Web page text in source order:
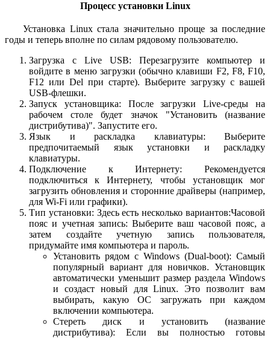
Процесс установки Linux
Установка Linux стала значительно проще за последние
годы и теперь вполне по силам рядовому пользователю.
Загрузка с Live USB: Перезагрузите компьютер и
войдите в меню загрузки (обычно клавиши F2, F8, F10,
F12 или Del при старте). Выберите загрузку с вашей
USB-флешки.
Запуск установщика: После загрузки Live-среды на
рабочем столе будет значок "Установить (название
дистрибутива)". Запустите его.
Язык и раскладка клавиатуры: Выберите
предпочитаемый язык установки и раскладку
клавиатуры.
Подключение к Интернету: Рекомендуется
подключиться к Интернету, чтобы установщик мог
загрузить обновления и сторонние драйверы (например,
для Wi-Fi или графики).
Тип установки: Здесь есть несколько вариантов:Часовой
пояс и учетная запись: Выберите ваш часовой пояс, а
затем создайте учетную запись пользователя,
придумайте имя компьютера и пароль.
Установить рядом с Windows (Dual-boot): Самый
популярный вариант для новичков. Установщик
автоматически уменьшит размер раздела Windows
и создаст новый для Linux. Это позволит вам
выбирать, какую ОС загружать при каждом
включении компьютера.
Стереть диск и установить (название
дистрибутива): Если вы полностью готовы